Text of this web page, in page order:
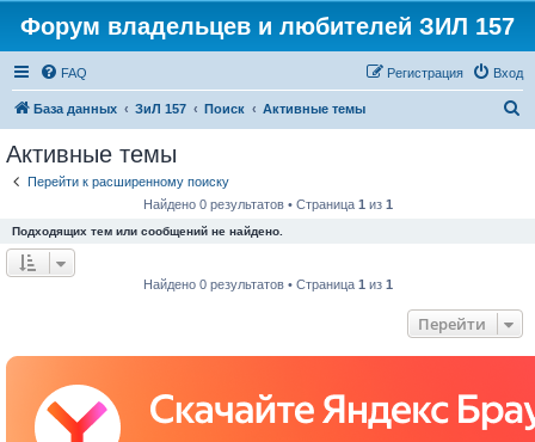
Форум владельцев и любителей ЗИЛ 157
FAQ Вход
Регистрация
База данных ЗиЛ 157 Поиск Активные темы
Активные темы
Перейти к расширенному поиску
Найдено 0 результатов • Страница 1 из 1
Подходящих тем или сообщений не найдено.
Найдено 0 результатов • Страница 1 из 1
Перейти